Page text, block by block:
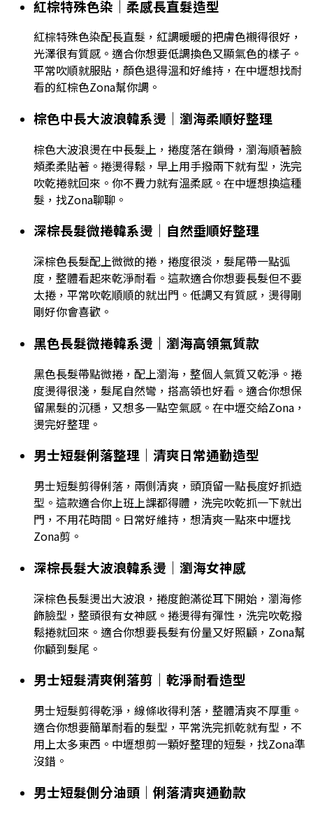
紅棕特殊色染｜柔感長直髮造型
紅棕特殊色染配長直髮，紅調暖暖的把膚色襯得很好，
光澤很有質感。適合你想要低調換色又顯氣色的樣子。
平常吹順就服貼，顏色退得溫和好維持，在中壢想找耐
看的紅棕色Zona幫你調。
棕色中長大波浪韓系燙｜瀏海柔順好整理
棕色大波浪燙在中長髮上，捲度落在鎖骨，瀏海順著臉
頰柔柔貼著。捲燙得鬆，早上用手撥兩下就有型，洗完
吹乾捲就回來。你不費力就有溫柔感。在中壢想換這種
髮，找Zona聊聊。
深棕長髮微捲韓系燙｜自然垂順好整理
深棕色長髮配上微微的捲，捲度很淡，髮尾帶一點弧
度，整體看起來乾淨耐看。這款適合你想要長髮但不要
太捲，平常吹乾順順的就出門。低調又有質感，燙得剛
剛好你會喜歡。
黑色長髮微捲韓系燙｜瀏海高領氣質款
黑色長髮帶點微捲，配上瀏海，整個人氣質又乾淨。捲
度燙得很淺，髮尾自然彎，搭高領也好看。適合你想保
留黑髮的沉穩，又想多一點空氣感。在中壢交給Zona，
燙完好整理。
男士短髮俐落整理｜清爽日常通勤造型
男士短髮剪得俐落，兩側清爽，頭頂留一點長度好抓造
型。這款適合你上班上課都得體，洗完吹乾抓一下就出
門，不用花時間。日常好維持，想清爽一點來中壢找
Zona剪。
深棕長髮大波浪韓系燙｜瀏海女神感
深棕色長髮燙出大波浪，捲度飽滿從耳下開始，瀏海修
飾臉型，整頭很有女神感。捲燙得有彈性，洗完吹乾撥
鬆捲就回來。適合你想要長髮有份量又好照顧，Zona幫
你顧到髮尾。
男士短髮清爽俐落剪｜乾淨耐看造型
男士短髮剪得乾淨，線條收得利落，整體清爽不厚重。
適合你想要簡單耐看的髮型，平常洗完抓乾就有型，不
用上太多東西。中壢想剪一顆好整理的短髮，找Zona準
沒錯。
男士短髮側分油頭｜俐落清爽通勤款